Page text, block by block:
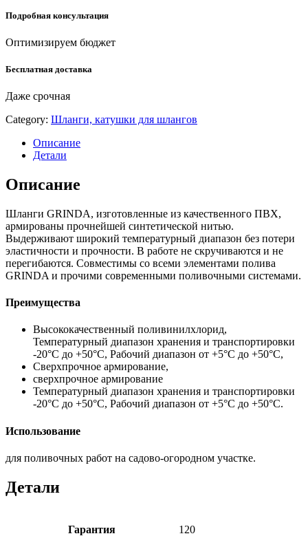
Подробная консультация
Оптимизируем бюджет
Бесплатная доставка
Даже срочная
Category: Шланги, катушки для шлангов
Описание
Детали
Описание
Шланги GRINDA, изготовленные из качественного ПВХ,
армированы прочнейшей синтетической нитью.
Выдерживают широкий температурный диапазон без потери
эластичности и прочности. В работе не скручиваются и не
перегибаются. Совместимы со всеми элементами полива
GRINDA и прочими современными поливочными системами.
Преимущества
Высококачественный поливинилхлорид,
Температурный диапазон хранения и транспортировки
-20°С до +50°С, Рабочий диапазон от +5°С до +50°С,
Сверхпрочное армирование,
сверхпрочное армирование
Температурный диапазон хранения и транспортировки
-20°С до +50°С, Рабочий диапазон от +5°С до +50°С.
Использование
для поливочных работ на садово-огородном участке.
Детали
Гарантия 120